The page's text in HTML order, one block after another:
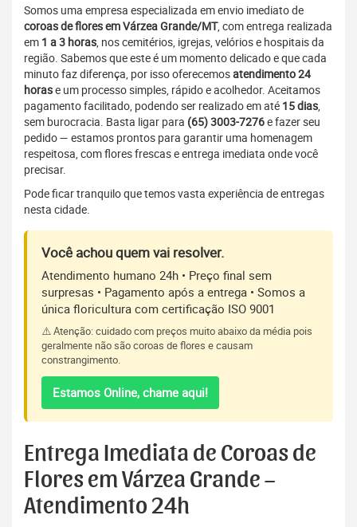
Somos uma empresa especializada em envio imediato de
coroas de flores em Várzea Grande/MT, com entrega realizada
em 1 a 3 horas, nos cemitérios, igrejas, velórios e hospitais da
região. Sabemos que este é um momento delicado e que cada
minuto faz diferença, por isso oferecemosatendimento 24
horase um processo simples, rápido e acolhedor. Aceitamos
pagamento facilitado, podendo ser realizado em até 15 dias,
sem burocracia. Basta ligar para (65) 3003-7276e fazer seu
pedido — estamos prontos para garantir uma homenagem
respeitosa, com flores frescas e entrega imediata onde você
precisar.
Pode ficar tranquilo que temos vasta experiência de entregas
nesta cidade.
Você achou quem vai resolver.
Atendimento humano 24h • Preço final sem
surpresas • Pagamento após a entrega • Somos a
única floricultura com certificação ISO 9001
⚠️ Atenção: cuidado com preços muito abaixo da média pois
geralmente não são coroas de flores e causam
constrangimento.
Estamos Online, chame aqui!
Entrega Imediata de Coroas de
Flores em Várzea Grande –
Atendimento 24h